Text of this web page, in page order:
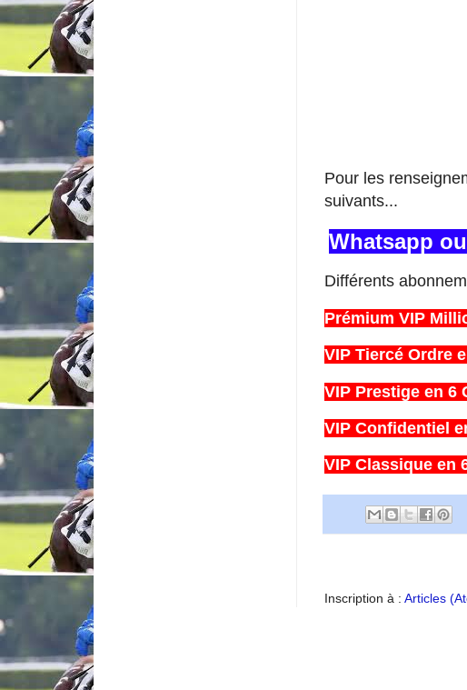
Pour les
suivants...
Whatsapp
Différents
Prémium VIP
VIP Tiercé Ordre
VIP Prestige en 6
VIP Confidentiel
VIP Classique en
Inscription à : Articles